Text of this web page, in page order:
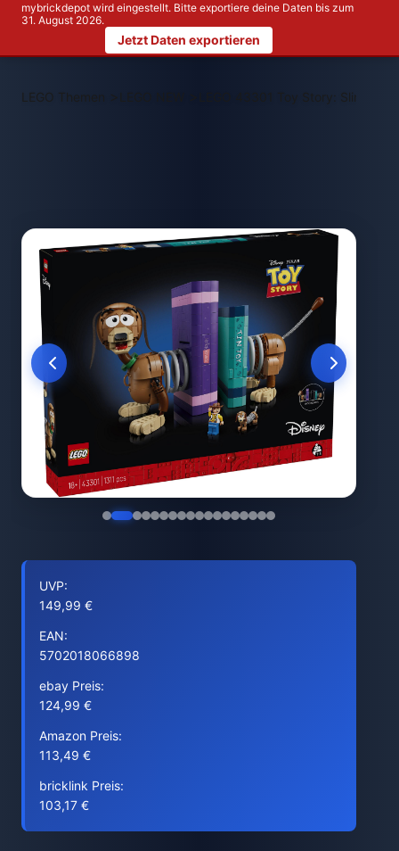
mybrickdepot wird eingestellt. Bitte exportiere deine Daten bis zum
31. August 2026.
Jetzt Daten exportieren
LEGO Themen > LEGO 43301 Toy Story: Slinky-
UVP:
149,99 €
EAN:
5702018066898
ebay Preis:
124,99 €
Amazon Preis:
113,49 €
bricklink Preis:
103,17 €